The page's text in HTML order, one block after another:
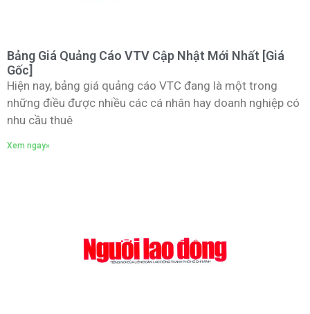
Bảng Giá Quảng Cáo VTV Cập Nhật Mới Nhất [Giá
Gốc]
Hiện nay, bảng giá quảng cáo VTC đang là một trong
những điều được nhiều các cá nhân hay doanh nghiệp có
nhu cầu thuê
Xem ngay»